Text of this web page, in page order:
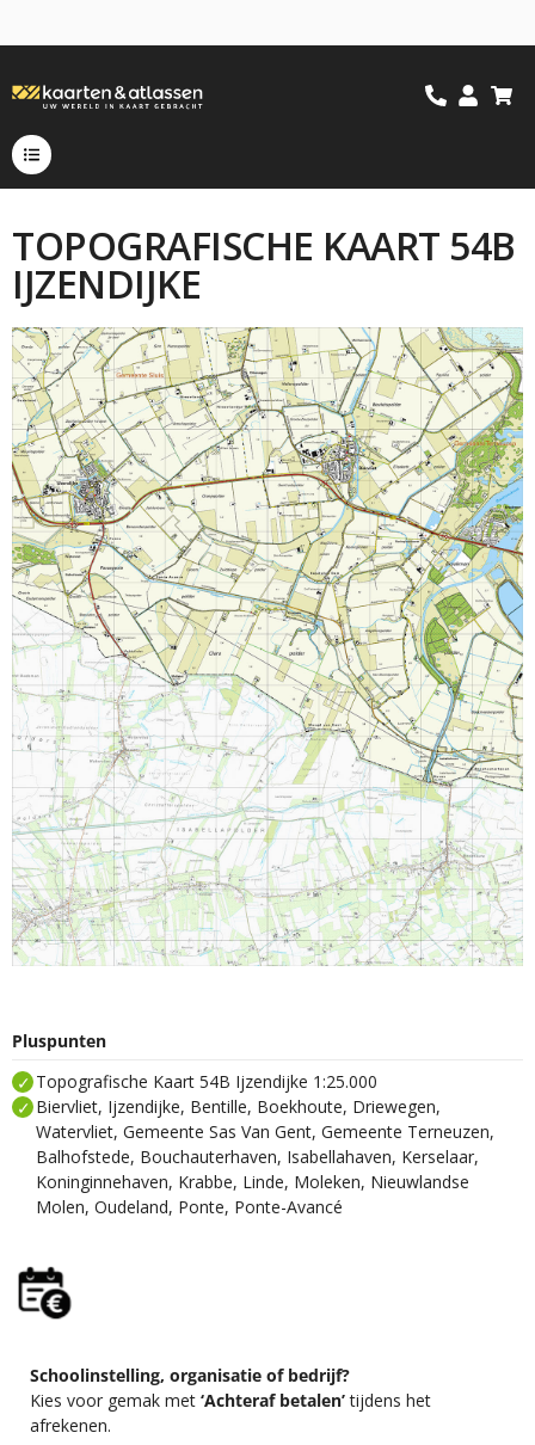
TOPOGRAFISCHE KAART 54B
IJZENDIJKE
Pluspunten
Topografische Kaart 54B Ijzendijke 1:25.000
Biervliet, Ijzendijke, Bentille, Boekhoute, Driewegen,
Watervliet, Gemeente Sas Van Gent, Gemeente Terneuzen,
Balhofstede, Bouchauterhaven, Isabellahaven, Kerselaar,
Koninginnehaven, Krabbe, Linde, Moleken, Nieuwlandse
Molen, Oudeland, Ponte, Ponte-Avancé
Schoolinstelling, organisatie of bedrijf?
Kies voor gemak met ‘Achteraf betalen’tijdens het
afrekenen.